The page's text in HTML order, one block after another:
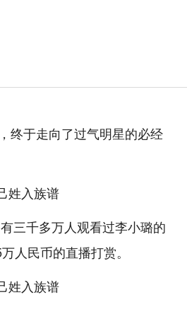
终于走向了过气明星的必经
三千多万人观看过李小璐的
人民币的直播打赏。